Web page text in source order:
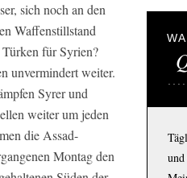
sich noch an den
Waffenstillstand
für Syrien?
unvermindert weiter.
Syrer und
weiter um jeden
die Assad-
Montag den